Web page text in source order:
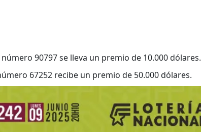
90797 se lleva un premio de 10.000 dólares.
67252 recibe un premio de 50.000 dólares.